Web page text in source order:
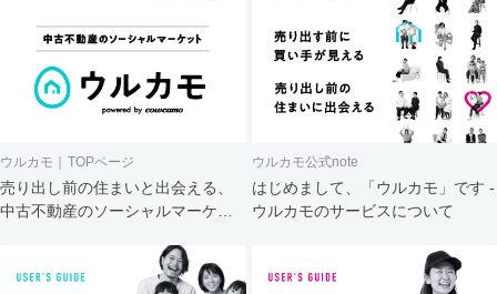
ウルカモ｜TOPページ
売り出し前の住まいと出会える、
中古不動産のソーシャルマーケッ
ウルカモ公式note
はじめまして、「ウルカモ」です -
ウルカモのサービスについて